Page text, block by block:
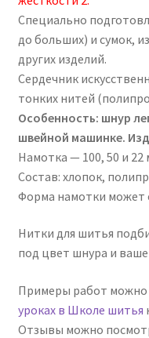
Специально
до больших) и сумок,
других изделий.
Сердечник
тонких нитей
Особенность: шнур
швейной машинке.
Намотка — 100, 50 и 22
Состав: хлопок,
Форма намотки может
Нитки для шитья
под цвет шнура и
Примеры работ можно
уроках в Школе шитья
Отзывы можно